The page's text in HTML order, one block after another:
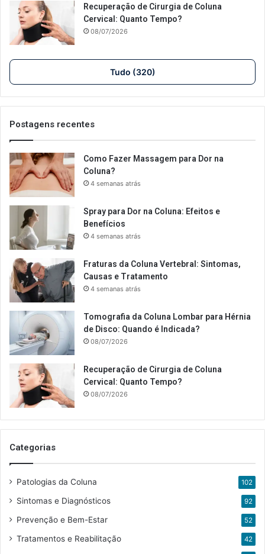
Recuperação de Cirurgia de Coluna
Cervical: Quanto Tempo?
08/07/2026
Tudo (320)
Postagens recentes
Como Fazer Massagem para Dor na
Coluna?
4 semanas atrás
Spray para Dor na Coluna: Efeitos e
Benefícios
4 semanas atrás
Fraturas da Coluna Vertebral: Sintomas,
Causas e Tratamento
4 semanas atrás
Tomografia da Coluna Lombar para Hérnia
de Disco: Quando é Indicada?
08/07/2026
Recuperação de Cirurgia de Coluna
Cervical: Quanto Tempo?
08/07/2026
Categorias
Patologias da Coluna 102
Sintomas e Diagnósticos 92
Prevenção e Bem-Estar 52
Tratamentos e Reabilitação 42